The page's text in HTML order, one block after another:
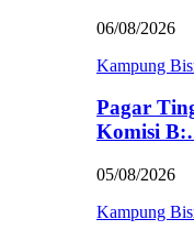
06/08/2026
Kampung
Pagar
Komisi
05/08/2026
Kampung